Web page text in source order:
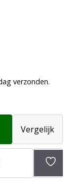
verzonden.
Vergelijk